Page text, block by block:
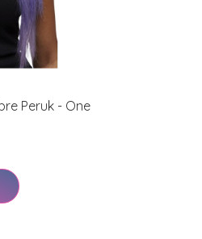
Peruk - One